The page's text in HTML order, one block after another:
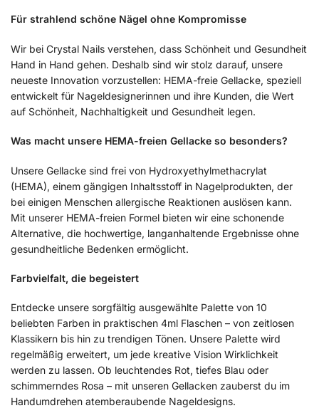
Für strahlend schöne Nägel ohne Kompromisse
Wir bei Crystal Nails verstehen, dass Schönheit und Gesundheit
Hand in Hand gehen. Deshalb sind wir stolz darauf, unsere
neueste Innovation vorzustellen: HEMA-freie Gellacke, speziell
entwickelt für Nageldesignerinnen und ihre Kunden, die Wert
auf Schönheit, Nachhaltigkeit und Gesundheit legen.
Was macht unsere HEMA-freien Gellacke so besonders?
Unsere Gellacke sind frei von Hydroxyethylmethacrylat
(HEMA), einem gängigen Inhaltsstoff in Nagelprodukten, der
bei einigen Menschen allergische Reaktionen auslösen kann.
Mit unserer HEMA-freien Formel bieten wir eine schonende
Alternative, die hochwertige, langanhaltende Ergebnisse ohne
gesundheitliche Bedenken ermöglicht.
Farbvielfalt, die begeistert
Entdecke unsere sorgfältig ausgewählte Palette von 10
beliebten Farben in praktischen 4ml Flaschen – von zeitlosen
Klassikern bis hin zu trendigen Tönen. Unsere Palette wird
regelmäßig erweitert, um jede kreative Vision Wirklichkeit
werden zu lassen. Ob leuchtendes Rot, tiefes Blau oder
schimmerndes Rosa – mit unseren Gellacken zauberst du im
Handumdrehen atemberaubende Nageldesigns.